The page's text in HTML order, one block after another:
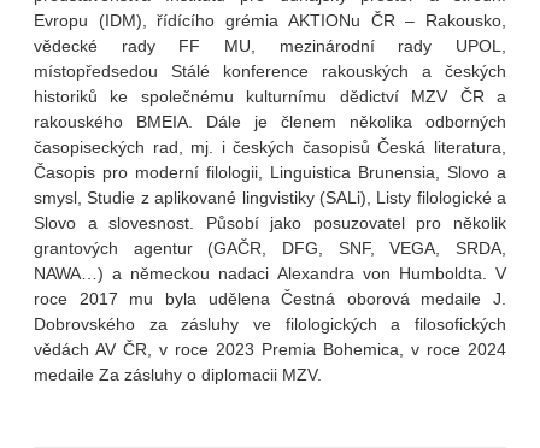
Evropu (IDM), řídícího grémia AKTIONu ČR – Rakousko,
vědecké rady FF MU, mezinárodní rady UPOL,
místopředsedou Stálé konference rakouských a českých
historiků ke společnému kulturnímu dědictví MZV ČR a
rakouského BMEIA. Dále je členem několika odborných
časopiseckých rad, mj. i českých časopisů Česká literatura,
Časopis pro moderní filologii, Linguistica Brunensia, Slovo a
smysl, Studie z aplikované lingvistiky (SALi), Listy filologické a
Slovo a slovesnost. Působí jako posuzovatel pro několik
grantových agentur (GAČR, DFG, SNF, VEGA, SRDA,
NAWA…) a německou nadaci Alexandra von Humboldta. V
roce 2017 mu byla udělena Čestná oborová medaile J.
Dobrovského za zásluhy ve filologických a filosofických
vědách AV ČR, v roce 2023 Premia Bohemica, v roce 2024
medaile Za zásluhy o diplomacii MZV.